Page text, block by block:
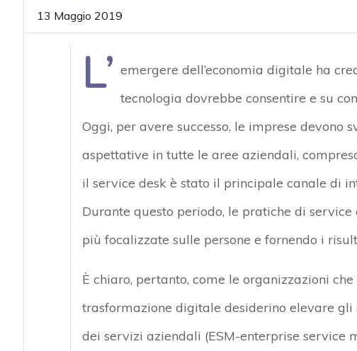
13 Maggio 2019
L’ emergere dell’economia digitale ha
tecnologia dovrebbe consentire e su
Oggi, per avere successo, le imprese devono
aspettative in tutte le aree aziendali,
il service desk è stato il principale canale di
Durante questo periodo, le pratiche di
più focalizzate sulle persone e fornendo i
È chiaro, pertanto, come le organizzazioni
trasformazione digitale desiderino elevare
dei servizi aziendali (ESM-enterprise service